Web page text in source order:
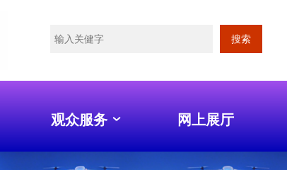
搜索
观众服务 网上展厅